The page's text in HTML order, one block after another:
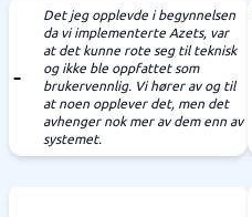
Det jeg opplevde i begynnelsen
da vi implementerte Azets, var
at det kunne rote seg til teknisk
og ikke ble oppfattet som
brukervennlig. Vi hører av og til
at noen opplever det, men det
avhenger nok mer av dem enn av
systemet.